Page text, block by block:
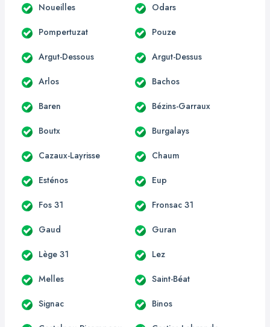
Noueilles Odars
Pompertuzat Pouze
Argut-Dessous Argut-Dessus
Arlos Bachos
Baren Bézins-Garraux
Boutx Burgalays
Cazaux-Layrisse Chaum
Esténos Eup
Fos 31 Fronsac 31
Gaud Guran
Lège 31 Lez
Melles Saint-Béat
Signac Binos